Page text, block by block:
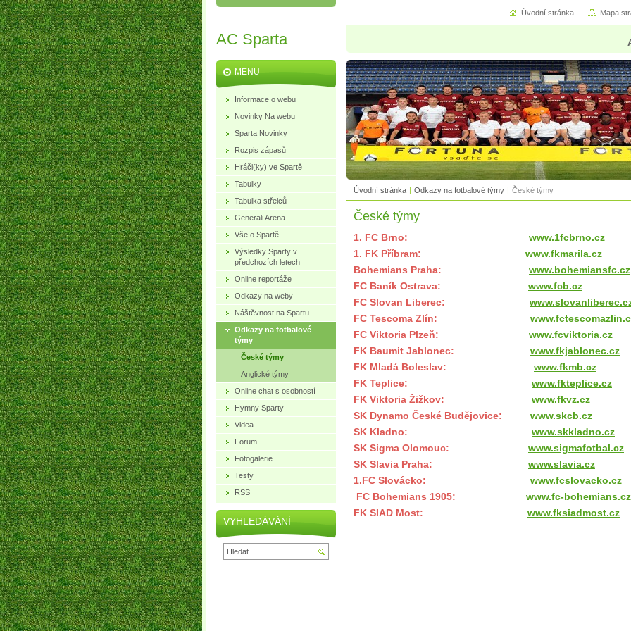
AC Sparta
Úvodní stránka | Odkazy na fotbalové týmy | České týmy
České týmy
1. FC Brno: www.1fcbrno.cz
1. FK Příbram: www.fkmarila.cz
Bohemians Praha: www.bohemiansfc.cz
FC Baník Ostrava: www.fcb.cz
FC Slovan Liberec:
FC Tescoma Zlín:
FC Viktoria Plzeň: www.fcviktoria.cz
FK Baumit Jablonec: www.fkjablonec.cz
FK Mladá Boleslav: www.fkmb.cz
FK Teplice: www.fkteplice.cz
FK Viktoria Žižkov: www.fkvz.cz
SK Dynamo České Budějovice: www.skcb.cz
SK Kladno: www.skkladno.cz
SK Sigma Olomouc: www.sigmafotbal.cz
SK Slavia Praha: www.slavia.cz
1.FC Slovácko: www.fcslovacko.cz
FC Bohemians 1905: www.fc-bohemians.cz
FK SIAD Most: www.fksiadmost.cz
MENU
Informace o webu
Novinky Na webu
Sparta Novinky
Rozpis zápasů
Hráči(ky) ve Spartě
Tabulky
Tabulka střelců
Generali Arena
Vše o Spartě
Výsledky Sparty v
předchozích letech
Online reportáže
Odkazy na weby
Náštěvnost na Spartu
Odkazy na fotbalové
týmy
České týmy
Anglické týmy
Online chat s osobností
Hymny Sparty
Videa
Forum
Fotogalerie
Testy
RSS
VYHLEDÁVÁNÍ
Úvodní stránka Mapa